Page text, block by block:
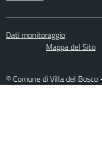
Dati monitoraggio
Mappa del Sito
© Comune di Villa del